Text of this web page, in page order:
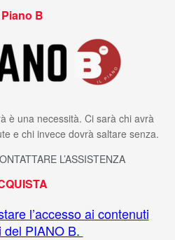
B
è una necessità. Ci sarà chi avrà
e chi invece dovrà saltare senza.
L’ASSISTENZA
l’accesso ai contenuti
del PIANO B.